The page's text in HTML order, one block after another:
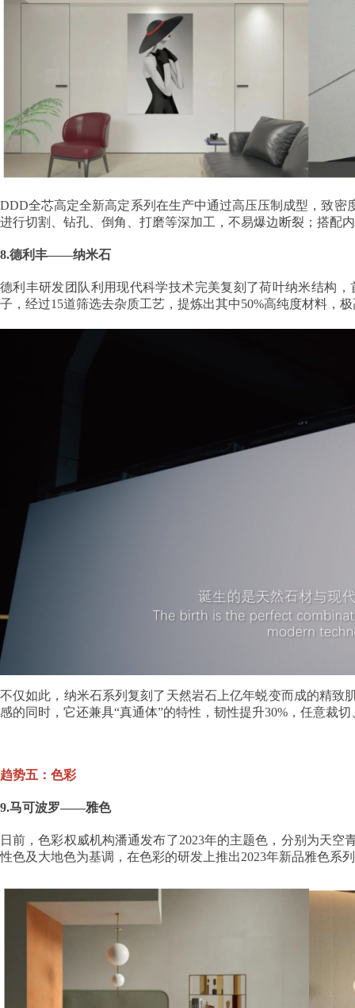
DDD全芯高定全新高定系列在生产中通过高压压制成型，致
进行切割、钻孔、倒角、打磨等深加工，不易爆边断裂；搭配
8.德利丰——纳米石
德利丰研发团队利用现代科学技术完美复刻了荷叶纳米结构
子，经过15道筛选去杂质工艺，提炼出其中50%高纯度材料，
不仅如此，纳米石系列复刻了天然岩石上亿年蜕变而成的精
感的同时，它还兼具“真通体”的特性，韧性提升30%，任意裁
趋势五：色彩
9.马可波罗——雅色
日前，色彩权威机构潘通发布了2023年的主题色，分别为天
性色及大地色为基调，在色彩的研发上推出2023年新品雅色系